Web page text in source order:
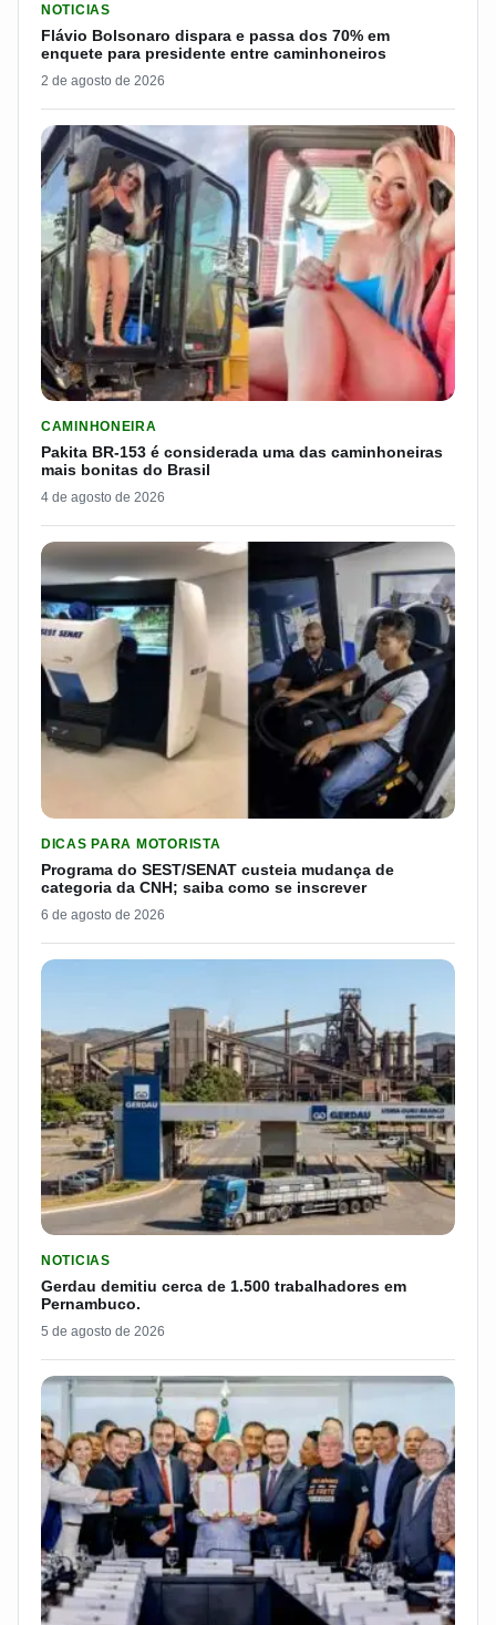
NOTICIAS
Flávio Bolsonaro dispara e passa dos 70% em
enquete para presidente entre caminhoneiros
2 de agosto de 2026
CAMINHONEIRA
Pakita BR-153 é considerada uma das caminhoneiras
mais bonitas do Brasil
4 de agosto de 2026
DICAS PARA MOTORISTA
Programa do SEST/SENAT custeia mudança de
categoria da CNH; saiba como se inscrever
6 de agosto de 2026
NOTICIAS
Gerdau demitiu cerca de 1.500 trabalhadores em
Pernambuco.
5 de agosto de 2026